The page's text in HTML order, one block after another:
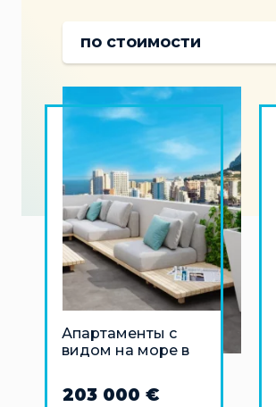
по стоимости
Апартаменты с
видом на море в
203 000 €